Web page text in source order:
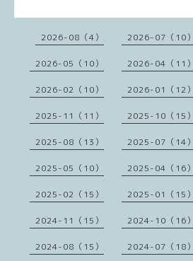
2026-08（4） 2026-07（10）
2026-05（10） 2026-04（11）
2026-02（10） 2026-01（12）
2025-11（11） 2025-10（15）
2025-08（13） 2025-07（14）
2025-05（10） 2025-04（16）
2025-02（15） 2025-01（15）
2024-11（15） 2024-10（16）
2024-08（15） 2024-07（18）